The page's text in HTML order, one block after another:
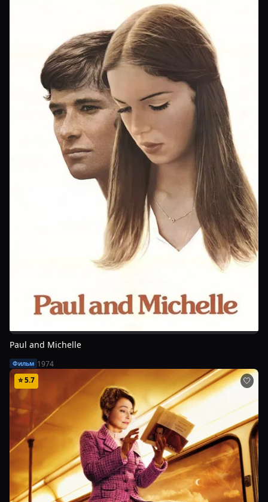
Paul and Michelle
Фильм 1974
⭐5.7 🤍